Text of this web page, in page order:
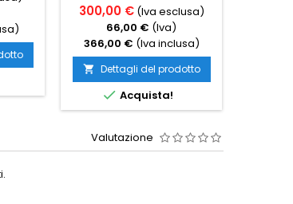
300,00 € (Iva esclusa)
66,00 € (Iva)
366,00 € (Iva inclusa)
 Dettagli del prodotto
 Acquista!
Valutazione